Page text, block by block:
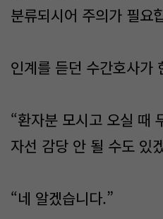
분류되시어 주의가 필요
인계를 듣던 수간호사가
“환자분 모시고 오실 때
자선 감당 안 될 수도 있
“네 알겠습니다.”